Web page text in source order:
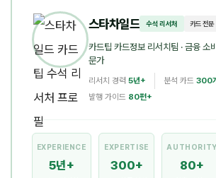
스타차일드 수석 리서처 카드 전문
카드팁 카드정보 리서치팀 · 금융 소
문가
리서치 경력 5년+ 분석 카드 300
발행 가이드 80편+
EXPERIENCE
5년+
EXPERTISE
300+
AUTHORITY
80+